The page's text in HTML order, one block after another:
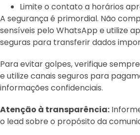
Limite o contato a horários
A segurança é primordial. Não
sensíveis pelo WhatsApp e utilize
seguras para transferir dados
Para evitar golpes, verifique
e utilize canais seguros para
informações confidenciais.
Atenção à transparência:
o lead sobre o propósito da